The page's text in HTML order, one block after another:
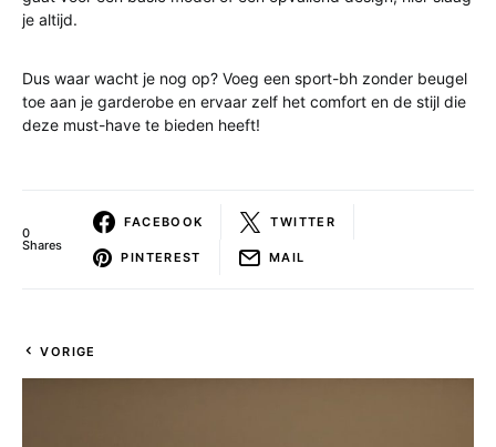
je altijd.
Dus waar wacht je nog op? Voeg een sport-bh zonder beugel
toe aan je garderobe en ervaar zelf het comfort en de stijl die
deze must-have te bieden heeft!
0
Shares
FACEBOOK TWITTER
PINTEREST MAIL
VORIGE